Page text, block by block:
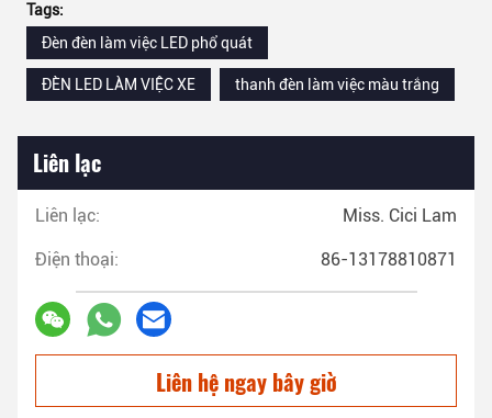
Tags:
Đèn đèn làm việc LED phổ quát
ĐÈN LED LÀM VIỆC XE thanh đèn làm việc màu trắng
Liên lạc
Liên lạc: Miss. Cici Lam
Điện thoại: 86-13178810871
Liên hệ ngay bây giờ